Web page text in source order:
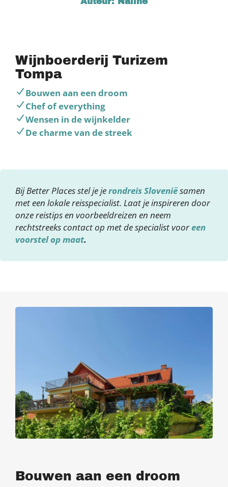
Wijnboerderij Turizem
Tompa
Bouwen aan een droom
Chef of everything
Wensen in de wijnkelder
De charme van de streek
Bij Better Places stel je jerondreis Sloveniësamen
met een lokale reisspecialist. Laat je inspireren door
onze reistips en voorbeeldreizen en neem
rechtstreeks contact op met de specialist vooreen
voorstel op maat.
Bouwen aan een droom